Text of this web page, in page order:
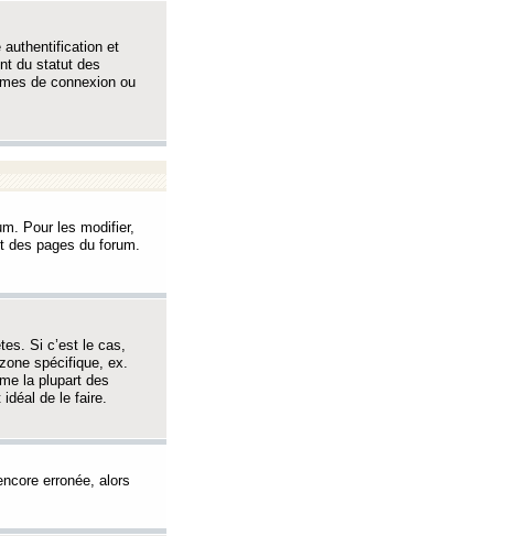
authentification et
du statut des
de connexion ou
Pour les modifier,
des pages du forum.
Si c’est le cas,
spécifique, ex.
la plupart des
idéal de le faire.
erronée, alors